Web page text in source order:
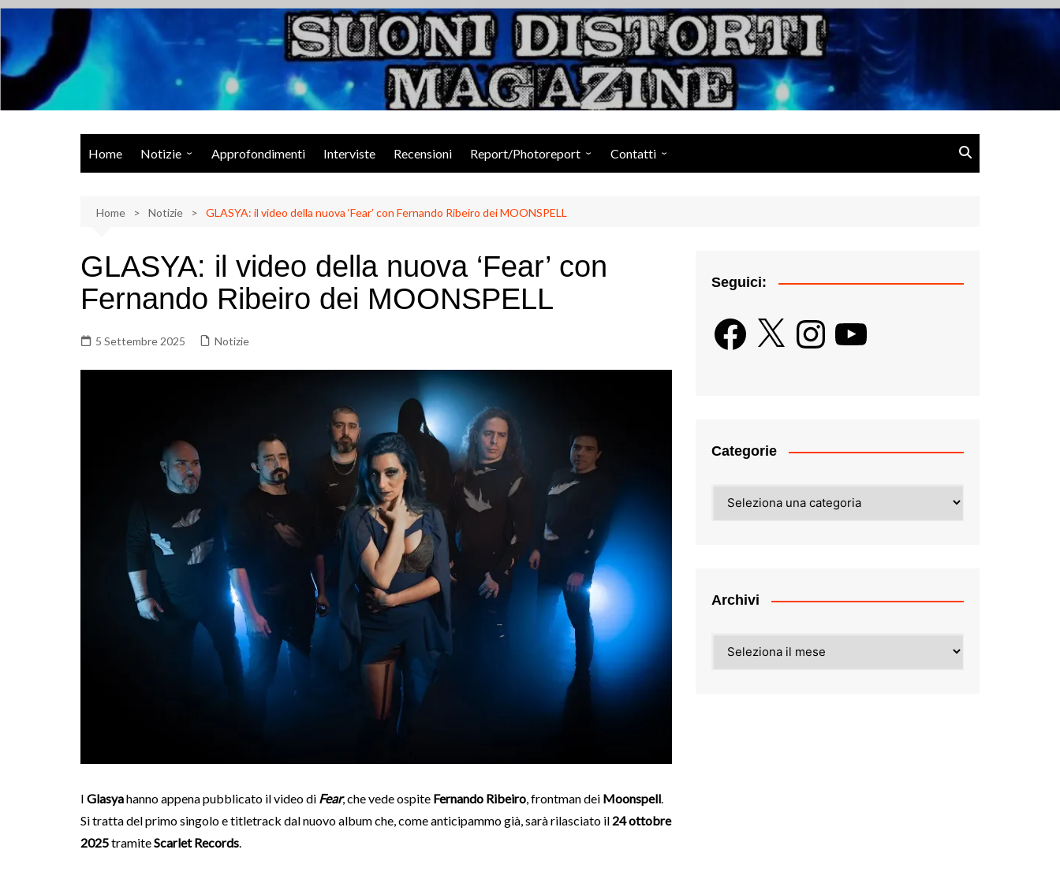
Salta
contenuto
Suoni Distorti Magazine
Musica Rock, Metal, Punk e varie sonorità alternative
Home Notizie
Eventi
Libri
Approfondimenti Interviste Recensioni Report/Photoreport Contatti
Home Notizie GLASYA: il video della nuova ‘Fear’ con Fernando Ribeiro dei MOONSPELL
GLASYA: il video della nuova ‘Fear’ con
Fernando Ribeiro dei MOONSPELL
5 Settembre 2025 Notizie
I Glasyahanno appena pubblicato il video di Fear, che vede ospite Fernando Ribeiro, frontman dei Moonspell.
Si tratta del primo singolo e titletrack dal nuovo album che, come anticipammo già, sarà rilasciato il 24 ottobre
2025tramiteScarlet Records.
Seguici:
Facebook
X InstagramYouTube
Categorie
Archivi